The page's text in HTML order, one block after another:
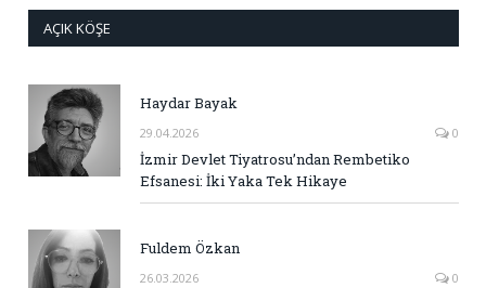
AÇIK KÖŞE
Haydar Bayak
29.04.2026 0
İzmir Devlet Tiyatrosu’ndan Rembetiko
Efsanesi: İki Yaka Tek Hikaye
Fuldem Özkan
26.03.2026 0